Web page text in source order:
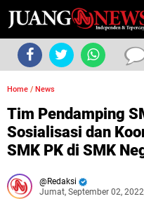
Home / News
Tim Pendamping
Sosialisasi dan
SMK PK di SMK
Redaksi
Jumat, September 02,